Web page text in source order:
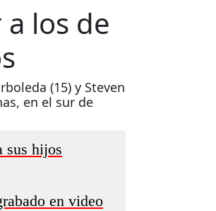
los de
(15) y Steven
en el sur de
sus hijos
en video